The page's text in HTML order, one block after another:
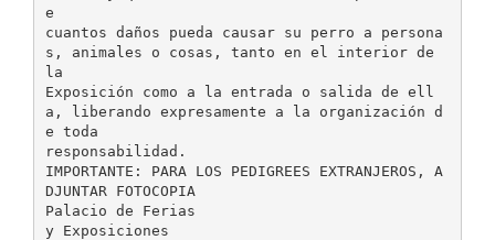
e
cuantos daños pueda causar su perro a persona
s, animales o cosas, tanto en el interior de
la
Exposición como a la entrada o salida de ell
a, liberando expresamente a la organización d
e toda
responsabilidad.
IMPORTANTE: PARA LOS PEDIGREES EXTRANJEROS, A
DJUNTAR FOTOCOPIA
Palacio de Ferias
y Exposiciones